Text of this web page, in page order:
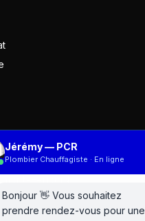
Flaubert
Ferrand
Jérémy — PCR
Plombier Chauffagiste · En ligne
Bonjour 👋 Vous souhaitez
prendre rendez-vous pour une